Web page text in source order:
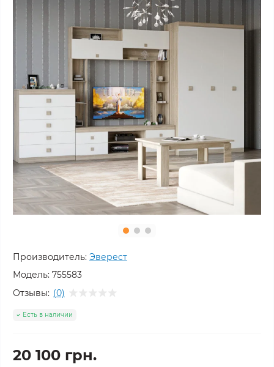
Производитель: Эверест
Модель: 755583
Отзывы: (0)
Есть в наличии
20 100 грн.